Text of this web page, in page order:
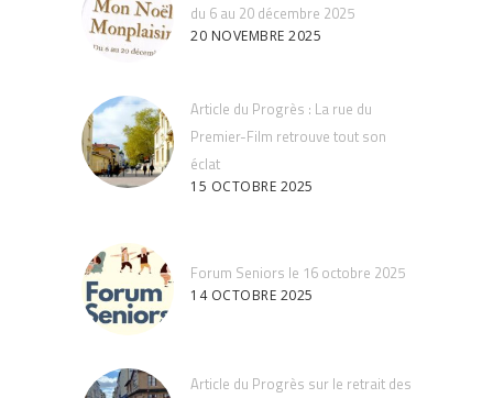
du 6 au 20 décembre 2025
20 NOVEMBRE 2025
Article du Progrès : La rue du
Premier-Film retrouve tout son
éclat
15 OCTOBRE 2025
Forum Seniors le 16 octobre 2025
14 OCTOBRE 2025
Article du Progrès sur le retrait des